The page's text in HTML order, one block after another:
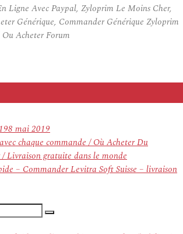
Ligne Avec Paypal, Zyloprim Le Moins Cher,
Générique, Commander Générique Zyloprim
Acheter Forum
8 mai 2019
chaque commande / Où Acheter Du
Livraison gratuite dans le monde
– Commander Levitra Soft Suisse – livraison
Recherche